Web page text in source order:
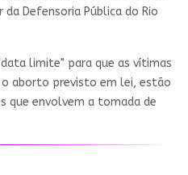
Defensoria Pública do Rio
limite" para que as vítimas
aborto previsto em lei, estão
que envolvem a tomada de